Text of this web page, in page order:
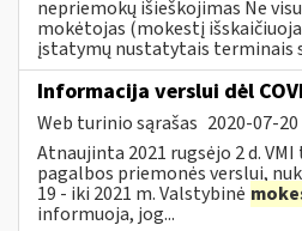
nepriemokų išieškojimas Ne
mokėtojas (mokestį
įstatymų nustatytais terminais
Informacija verslui dėl
Web turinio sąrašas 2020-07-20
Atnaujinta 2021 rugsėjo 2 d.
pagalbos priemonės verslui,
19 - iki 2021 m. Valstybinė
informuoja, jog...